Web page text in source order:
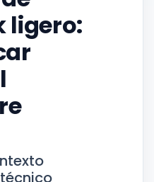
ligero: